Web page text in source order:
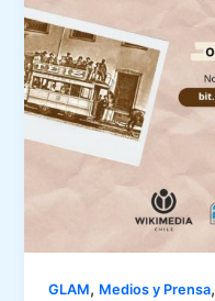
GLAM, Medios y Prensa,